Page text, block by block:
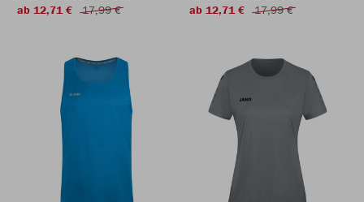
ab 12,71 €
17,99 €
ab 12,71 €
17,99 €